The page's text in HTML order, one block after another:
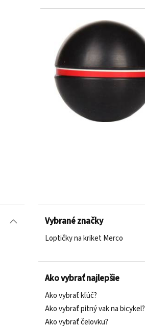
Vybrané značky
Loptičky na kriket Merco
Ako vybrať najlepšie
Ako vybrať kľúč?
Ako vybrať pitný vak na bicykel?
Ako vybrať čelovku?